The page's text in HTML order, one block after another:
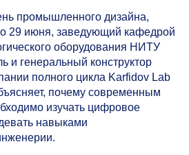
промышленного дизайна,
29 июня, заведующий кафедрой
оборудования НИТУ
и генеральный конструктор
полного цикла Karfidov Lab
почему современным
изучать цифровое
навыками